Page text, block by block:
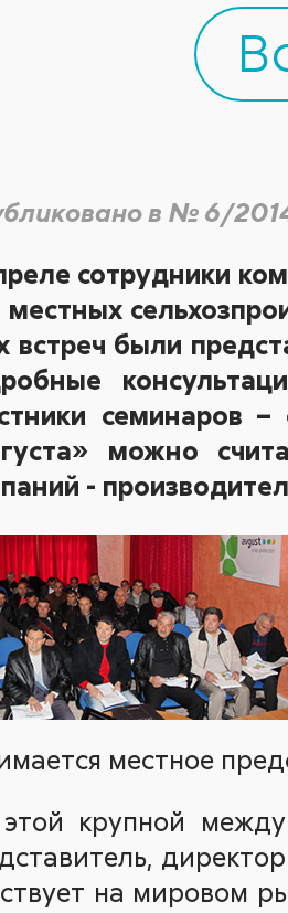
в № 6/
сотрудники
местных
встреч были
семинаров –
можно
-
местное
крупной
на мировом